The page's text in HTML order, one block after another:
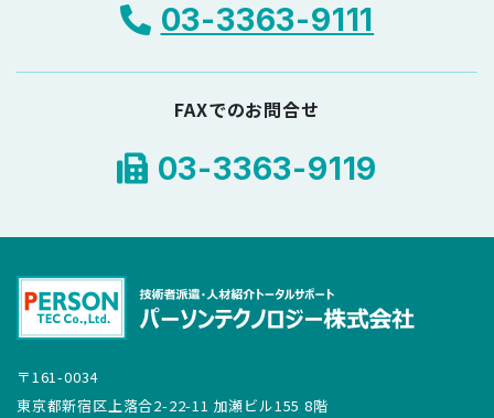
03-3363-9111
FAXでのお問合せ
03-3363-9119
〒161-0034
東京都新宿区上落合2-22-11 加瀬ビル155 8階